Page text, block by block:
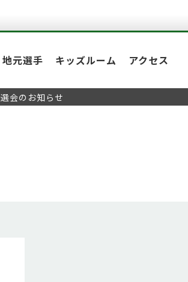
地元選手 キッズルーム アクセス
会のお知らせ